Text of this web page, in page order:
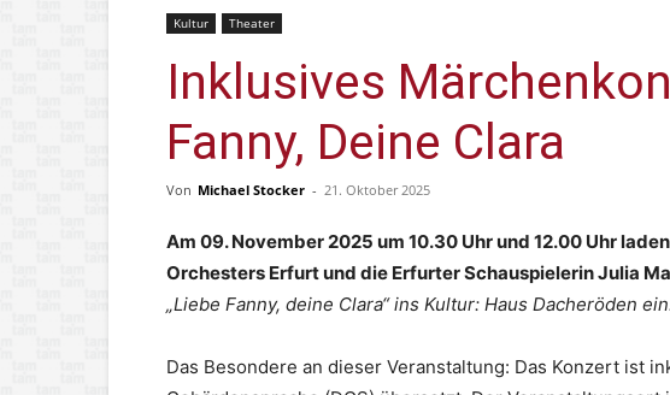
Kultur Theater
Inklusives
Fanny, Deine Clara
Von Michael Stocker - 21. Oktober 2025
Am 09. November 2025 um 10.30 Uhr und 12.00 Uhr
Orchesters Erfurt und die Erfurter Schauspielerin Julia
„Liebe Fanny, deine Clara“ ins Kultur: Haus Dacheröden
Das Besondere an dieser Veranstaltung: Das Konzert ist